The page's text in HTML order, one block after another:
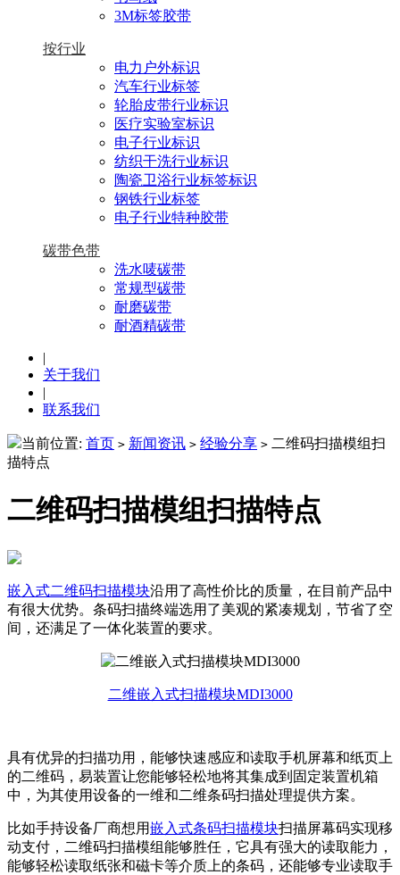
3M标签胶带
按行业
电力户外标识
汽车行业标签
轮胎皮带行业标识
医疗实验室标识
电子行业标识
纺织干洗行业标识
陶瓷卫浴行业标签标识
钢铁行业标签
电子行业特种胶带
碳带色带
洗水唛碳带
常规型碳带
耐磨碳带
耐酒精碳带
|
关于我们
|
联系我们
当前位置: 首页 > 新闻资讯 > 经验分享 > 二维码扫描模组扫
描特点
二维码扫描模组扫描特点
嵌入式二维码扫描模块沿用了高性价比的质量，在目前产品中
有很大优势。条码扫描终端选用了美观的紧凑规划，节省了空
间，还满足了一体化装置的要求。
二维嵌入式扫描模块MDI3000
具有优异的扫描功用，能够快速感应和读取手机屏幕和纸页上
的二维码，易装置让您能够轻松地将其集成到固定装置机箱
中，为其使用设备的一维和二维条码扫描处理提供方案。
比如手持设备厂商想用嵌入式条码扫描模块扫描屏幕码实现移
动支付，二维码扫描模组能够胜任，它具有强大的读取能力，
能够轻松读取纸张和磁卡等介质上的条码，还能够专业读取手